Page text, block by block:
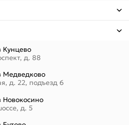
д. 88
Медведково
д. 22, подъезд 6
д. 5